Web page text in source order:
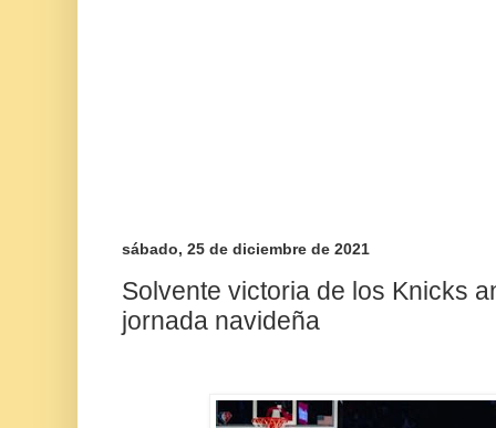
sábado, 25 de diciembre de 2021
Solvente victoria de los Knicks
jornada navideña